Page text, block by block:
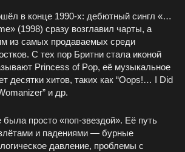
в конце 1990-х: дебютный сингл «…
(1998) сразу возглавил чарты, а
из самых продаваемых среди
С тех пор Бритни стала иконой
Princess of Pop, её музыкальное
десятки хитов, таких как “Oops!… I Did
и др.
была просто «поп‑звездой». Её путь
и падениями — бурные
давление, проблемы с